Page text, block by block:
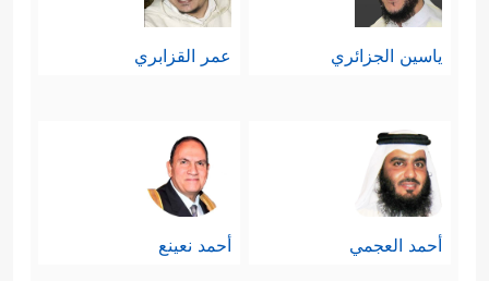
ياسين الجزائري عمر القزابري
أحمد العجمي أحمد نعينع